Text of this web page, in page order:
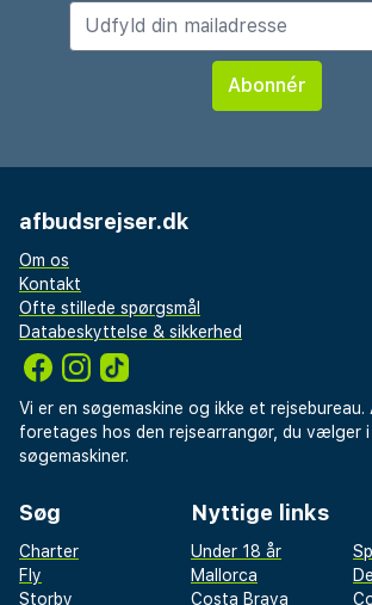
afbudsrejser.dk
Om os
Kontakt
Ofte stillede spørgsmål
Databeskyttelse & sikkerhed
Vi er en søgemaskine og ikke et rejsebureau.
foretages hos den rejsearrangør, du vælger
søgemaskiner.
Søg
Charter
Fly
Storby
Nyttige links
Under 18 år
Mallorca
Costa Brava